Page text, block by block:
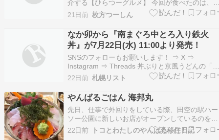
介する【ひらつーグルメ】 今回が食べたのは、
提中町にできた… 丼丸 四つ葉の… イクラねぎと
丼「750円)」です！(※価格は2026年6月26日時
のものです。表記している価格はすべて総額表示
です) 優柔不断だったらどうしたら良い…
21日前 枚方つーしん
なか卯から『南まぐろ中とろ入り鉄火
丼』が7月22日(水) 11:00より発売！
SNSのフォローもお願いします！ ⇒ X ⇒
Instagram ⇒ Threads 丼ぶりと京風うどんの「
か卯」は2026年7月22日(水) 11:00より、『南ま
ろ中とろ入り鉄火丼』を販売します！ 南まぐろ
中とろと赤身を贅沢に使用 『南まぐろ中とろ入
鉄火丼』は南まぐろ…
22日前 札幌リスト
やんばるごはん 海邦丸
先日、仕事で外回りをしている際、田空の駅ハー
ソー公園に新しいお店がオープンしているのを発
見、ランチを食べに立ち寄りました お店の名前
「やんばるごはん 海邦丸」、町内にある人気の
22日前 トコとわたしのやんばる移住日記